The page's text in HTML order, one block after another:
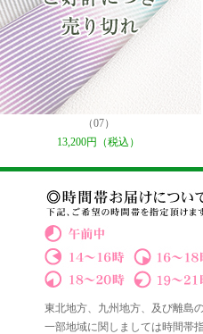
（07）
13,200円（税込）
東北地方、九州地方、及び離島
一部地域に関しましては時間帯